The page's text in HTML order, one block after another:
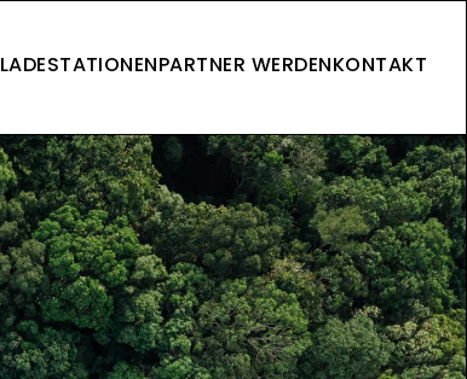
LADESTATIONENPARTNER WERDENKONTAKT